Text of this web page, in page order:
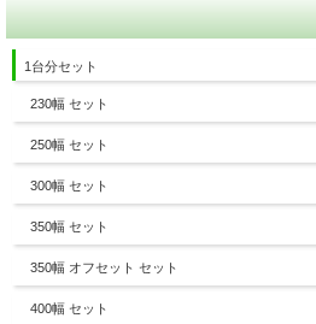
1台分セット
230幅 セット
250幅 セット
300幅 セット
350幅 セット
350幅 オフセット セット
400幅 セット